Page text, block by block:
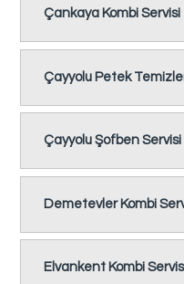
Çankaya Kombi Servisi
Çayyolu Petek
Çayyolu Şofben Servisi
Demetevler Kombi
Elvankent Kombi